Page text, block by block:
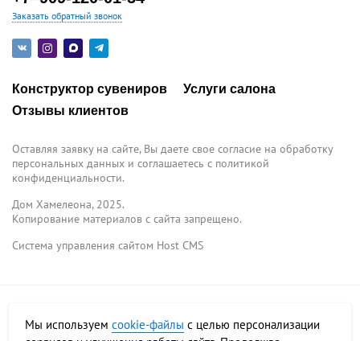
Заказать обратный звонок
Конструктор сувениров
Услуги салона
Отзывы клиентов
Оставляя заявку на сайте, Вы даете свое согласие на обработку
персональных данных и соглашаетесь c политикой
конфиденциальности.
Дом Хамелеона, 2025.
Копирование материалов с сайта запрещено.
Система управления сайтом Host CMS
Мы используем cookie-файлы с целью персонализации